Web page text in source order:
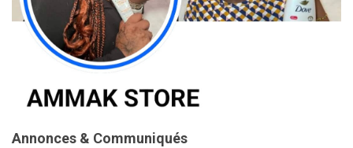
Annonces & Communiqués